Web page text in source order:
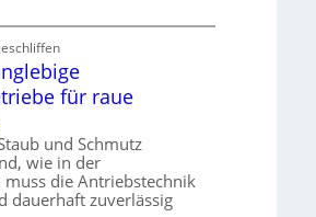
für raue
und Schmutz
wie in der
die Antriebstechnik
dauerhaft zuverlässig